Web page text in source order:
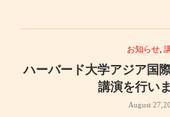
お知らせ
ハーバード大学アジア国
講演を行い
August